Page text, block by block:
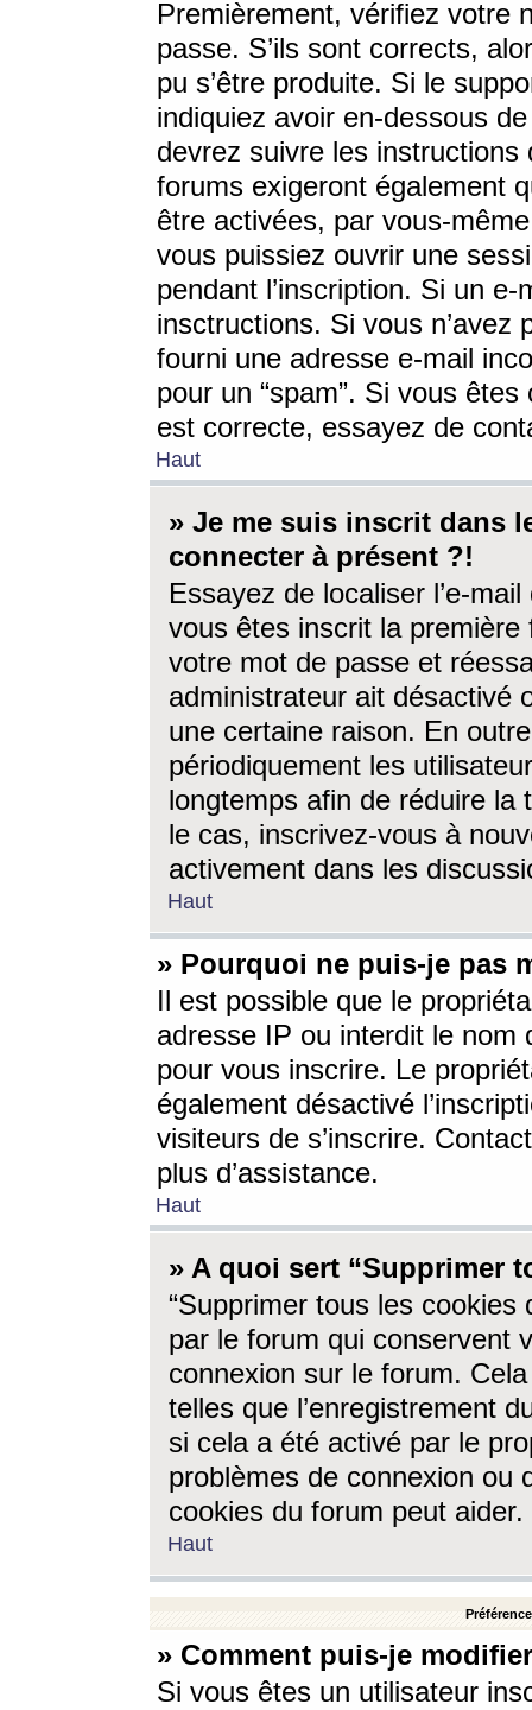
Premièrement, vérifiez votre
passe. S’ils sont corrects,
pu s’être produite. Si le
indiquiez avoir en-dessous
devrez suivre les
forums exigeront également
être activées, par vous-
vous puissiez ouvrir une
pendant l’inscription. Si un
insctructions. Si vous n’avez
fourni une adresse e-mail
pour un “spam”. Si vous
est correcte, essayez de
Haut
» Je me suis inscrit dans
connecter à présent ?!
Essayez de localiser l’e-
vous êtes inscrit la première
votre mot de passe et
administrateur ait désactivé
une certaine raison. En
périodiquement les
longtemps afin de réduire la
le cas, inscrivez-vous à
activement dans les
Haut
» Pourquoi ne puis-je pas
Il est possible que le
adresse IP ou interdit le nom
pour vous inscrire. Le
également désactivé
visiteurs de s’inscrire.
plus d’assistance.
Haut
» A quoi sert “Supprimer
“Supprimer tous les cookies
par le forum qui conservent
connexion sur le forum.
telles que l’enregistrement
si cela a été activé par le
problèmes de connexion ou
cookies du forum peut aider.
Haut
» Comment puis-je
Si vous êtes un utilisateur